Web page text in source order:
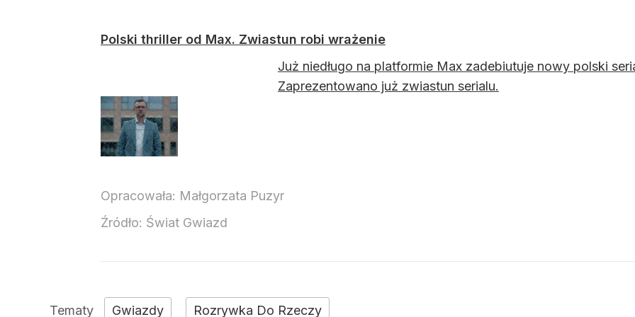
Polski thriller od Max. Zwiastun robi wrażenie
Już niedługo na platformie Max zadebiutuje nowy polski
Zaprezentowano już zwiastun serialu.
Opracowała: Małgorzata Puzyr
Źródło: Świat Gwiazd
Gwiazdy Rozrywka Do Rzeczy